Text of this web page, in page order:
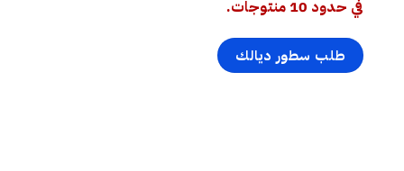
في حدود 10 منتوجات.
طلب سطور ديالك